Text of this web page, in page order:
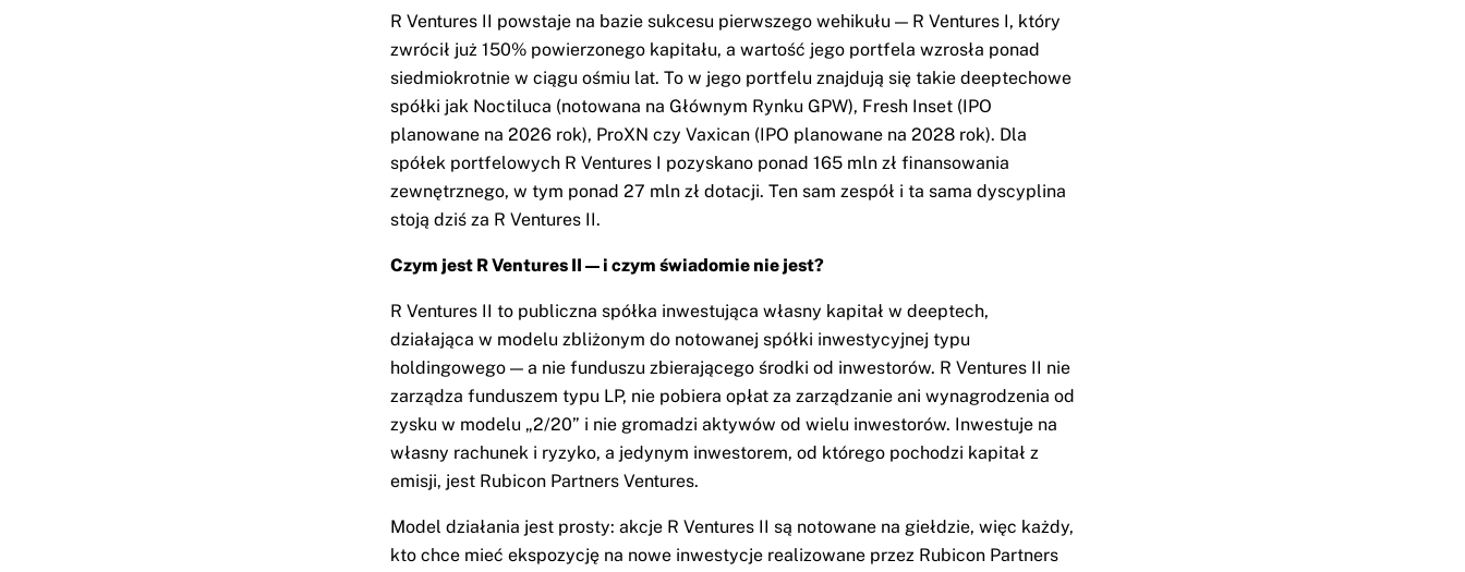
R Ventures II powstaje na bazie sukcesu pierwszego wehikułu — R Ventures I, który
zwrócił już 150% powierzonego kapitału, a wartość jego portfela wzrosła ponad
siedmiokrotnie w ciągu ośmiu lat. To w jego portfelu znajdują się takie deeptechowe
spółki jak Noctiluca (notowana na Głównym Rynku GPW), Fresh Inset (IPO
planowane na 2026 rok), ProXN czy Vaxican (IPO planowane na 2028 rok). Dla
spółek portfelowych R Ventures I pozyskano ponad 165 mln zł finansowania
zewnętrznego, w tym ponad 27 mln zł dotacji. Ten sam zespół i ta sama dyscyplina
stoją dziś za R Ventures II.
Czym jest R Ventures II — i czym świadomie nie jest?
R Ventures II to publiczna spółka inwestująca własny kapitał w deeptech,
działająca w modelu zbliżonym do notowanej spółki inwestycyjnej typu
holdingowego — a nie funduszu zbierającego środki od inwestorów. R Ventures II nie
zarządza funduszem typu LP, nie pobiera opłat za zarządzanie ani wynagrodzenia od
zysku w modelu „2/20” i nie gromadzi aktywów od wielu inwestorów. Inwestuje na
własny rachunek i ryzyko, a jedynym inwestorem, od którego pochodzi kapitał z
emisji, jest Rubicon Partners Ventures.
Model działania jest prosty: akcje R Ventures II są notowane na giełdzie, więc każdy,
kto chce mieć ekspozycję na nowe inwestycje realizowane przez Rubicon Partners